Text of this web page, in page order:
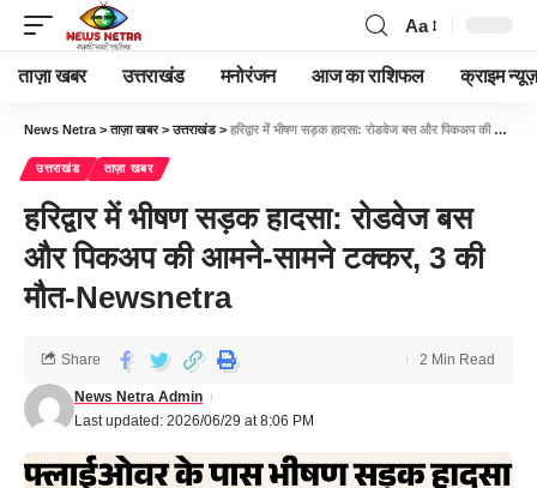
Aa
ताज़ा खबर उत्तराखंड मनोरंजन आज का राशिफल क्राइम न्यूज़
News Netra >ताज़ा खबर>उत्तराखंड> हरिद्वार में भीषण सड़क हादसा: रोडवेज बस और पिकअप की आमने-सामने टक्कर, 3 की मौत-Newsnetra
उत्तराखंड ताज़ा खबर
हरिद्वार में भीषण सड़क हादसा: रोडवेज बस
और पिकअप की आमने-सामने टक्कर, 3 की
मौत-Newsnetra
Last updated: 2026/06/29 at 8:06 PM
News Netra Admin
Share 2 Min Read